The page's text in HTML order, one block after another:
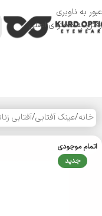
عبور به ناوبری
رفتن به محتوای اصلی
خانه/عینک آفتابی/آفتابی
اتمام موجودی
جدید